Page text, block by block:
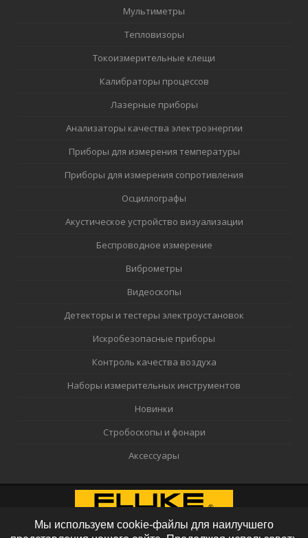
Мультиметры
Тепловизоры
Токоизмерительные клещи
Калибраторы процессов
Лазерные приборы
Анализаторы качества электроэнергии
Приборы для измерения температуры
Приборы для измерения сопротивления
Осциллографы
Акустическое устройство визуализации
Беспроводное измерение
Виброметры
Видеоскопы
Детекторы и тестеры электроустановок
Искробезопасные приборы
Контроль качества воздуха
Наборы измерительных инструментов
Новинки
Стробоскопы и фонари
Аксессуары
Мы используем cookie-файлы для наилучшего